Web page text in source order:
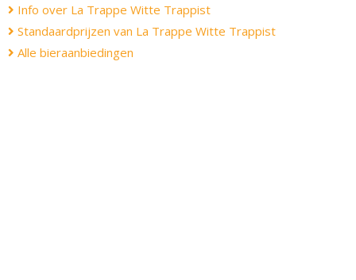
Info over La Trappe Witte Trappist
Standaardprijzen van La Trappe Witte Trappist
Alle bieraanbiedingen